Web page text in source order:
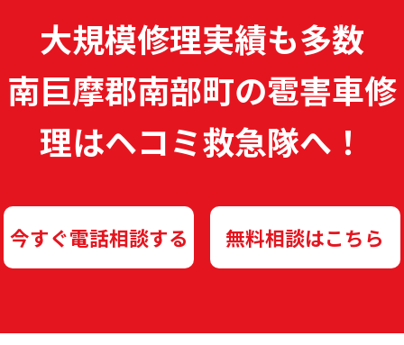
大規模修理実績も多数
南巨摩郡南部町の雹害車修
理はヘコミ救急隊へ！
今すぐ電話相談する 無料相談はこちら